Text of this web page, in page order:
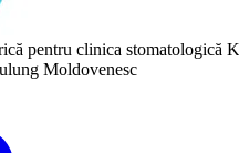
pentru clinica stomatologică
Moldovenesc